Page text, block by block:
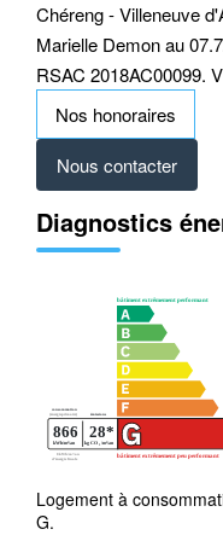
Chéreng - Villeneuve
Marielle Demon au
RSAC 2018AC00099.
Nos honoraires
Nous contacter
Diagnostics
Logement à
G.